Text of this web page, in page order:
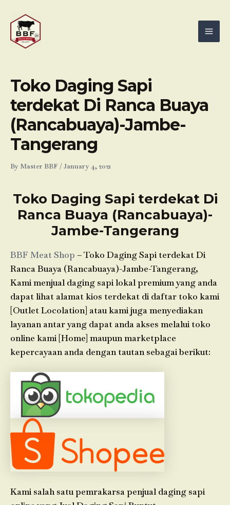
content
Toko Daging Sapi
terdekat Di Ranca Buaya
(Rancabuaya)-Jambe-
Tangerang
By Master BBF /January 4, 2021
Toko Daging Sapi terdekat Di
Ranca Buaya (Rancabuaya)-
Jambe-Tangerang
BBF Meat Shop – Toko Daging Sapi terdekat Di
Ranca Buaya (Rancabuaya)-Jambe-Tangerang,
Kami menjual daging sapi lokal premium yang anda
dapat lihat alamat kios terdekat di daftar toko kami
[Outlet Locolation] atau kami juga menyediakan
layanan antar yang dapat anda akses melalui toko
online kami [Home] maupun marketplace
kepercayaan anda dengan tautan sebagai berikut:
Kami salah satu pemrakarsa penjual daging sapi